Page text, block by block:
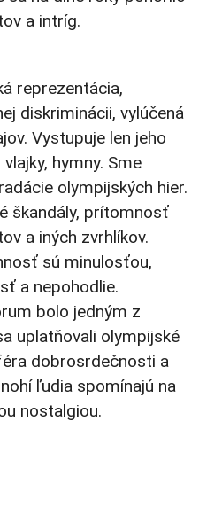
a intríg.
reprezentácia,
diskriminácii, vylúčená
Vystupuje len jeho
hymny. Sme
olympijských hier.
škandály, prítomnosť
a iných zvrhlíkov.
sú minulosťou,
a nepohodlie.
bolo jedným z
uplatňovali olympijské
dobrosrdečnosti a
ľudia spomínajú na
nostalgiou.